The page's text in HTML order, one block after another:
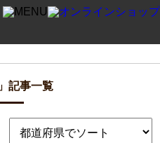
記事一覧